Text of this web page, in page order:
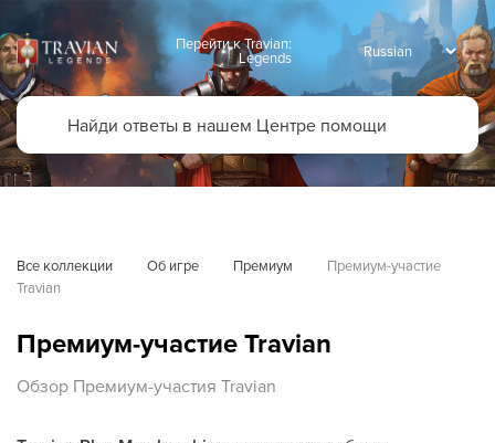
Перейти к Travian:
Legends
Все коллекции Об игре Премиум
Премиум-участие
Travian
Премиум-участие Travian
Обзор Премиум-участия Travian